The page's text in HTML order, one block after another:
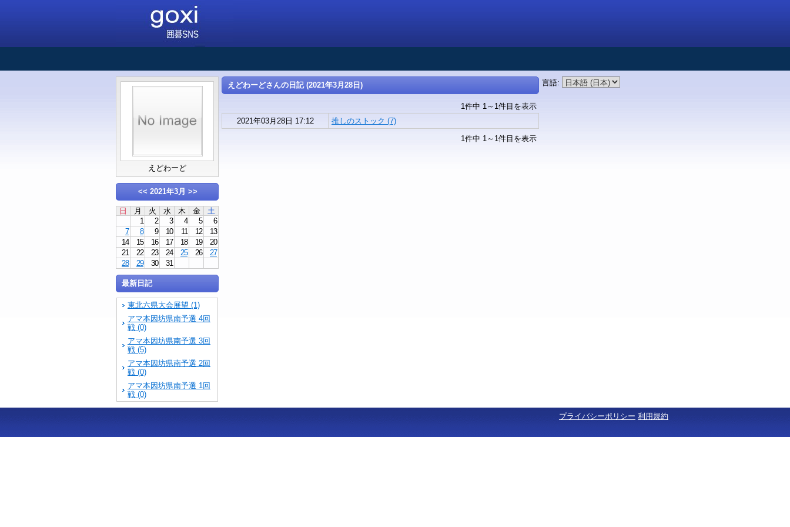
えどわーど
<< 2021年3月 >>
日 月 火 水 木 金
土
1
2 3 4 5
6
7
8 9 10 11 12
13
14
15 16 17 18 19
20
21
22 23 24 25 26
27
28
29 30 31
最新日記
東北六県大会展望 (1)
アマ本因坊県南予選 4回
戦 (0)
アマ本因坊県南予選 3回
戦 (5)
アマ本因坊県南予選 2回
戦 (0)
アマ本因坊県南予選 1回
戦 (0)
えどわーどさんの日記 (2021年3月28日)
1件中 1～1件目を表示
2021年03月28日 17:12
推しのストック (7)
1件中 1～1件目を表示
言語:
プライバシーポリシー 利用規約